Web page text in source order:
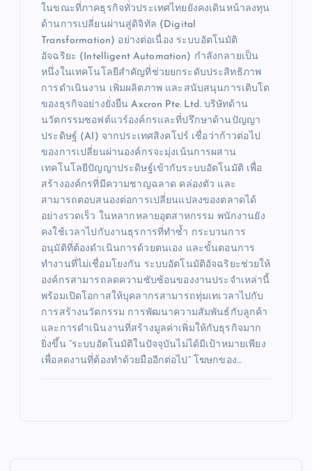
ในขณะที่ภาคธุรกิจทั่วประเทศไทยยังคงเดินหน้าลงทุน
ด้านการเปลี่ยนผ่านสู่ดิจิทัล (Digital
Transformation) อย่างต่อเนื่อง ระบบอัตโนมัติ
อัจฉริยะ (Intelligent Automation) กำลังกลายเป็น
หนึ่งในเทคโนโลยีสำคัญที่ช่วยยกระดับประสิทธิภาพ
การดำเนินงาน เพิ่มผลิตภาพ และสนับสนุนการเติบโต
ของธุรกิจอย่างยั่งยืน Axcron Pte. Ltd. บริษัทด้าน
นวัตกรรมซอฟต์แวร์องค์กรและที่ปรึกษาด้านปัญญา
ประดิษฐ์ (AI) จากประเทศสิงคโปร์ เชื่อว่าก้าวต่อไป
ของการเปลี่ยนผ่านองค์กรจะมุ่งเน้นการผสาน
เทคโนโลยีปัญญาประดิษฐ์เข้ากับระบบอัตโนมัติ เพื่อ
สร้างองค์กรที่มีความชาญฉลาด คล่องตัว และ
สามารถตอบสนองต่อการเปลี่ยนแปลงของตลาดได้
อย่างรวดเร็ว ในหลากหลายอุตสาหกรรม พนักงานยัง
คงใช้เวลาไปกับงานธุรการที่ทำซ้ำ กระบวนการ
อนุมัติที่ต้องดำเนินการด้วยตนเอง และขั้นตอนการ
ทำงานที่ไม่เชื่อมโยงกัน ระบบอัตโนมัติอัจฉริยะช่วยให้
องค์กรสามารถลดความซับซ้อนของงานประจำเหล่านี้
พร้อมเปิดโอกาสให้บุคลากรสามารถทุ่มเทเวลาไปกับ
การสร้างนวัตกรรม การพัฒนาความสัมพันธ์กับลูกค้า
และการดำเนินงานที่สร้างมูลค่าเพิ่มให้กับธุรกิจมาก
ยิ่งขึ้น “ระบบอัตโนมัติในปัจจุบันไม่ได้มีเป้าหมายเพียง
เพื่อลดงานที่ต้องทำด้วยมืออีกต่อไป” โฆษกของ…